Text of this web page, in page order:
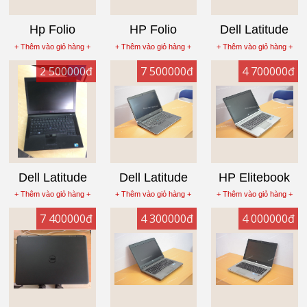
Hp Folio
9480m core i7
4600U Laptop
cũ Ram 4G,
SSD
240G,14inch
HD+
+ Thêm vào giỏ hàng +
HP Folio
9470m Core i7
3667U, Laptop
cũ Ram
4G,SSD
120G,LED
Phím
+ Thêm vào giỏ hàng +
Dell Latitude
E6410 Core i5
Laptop cũ Ram
4G
+ Thêm vào giỏ hàng +
Dell Latitude
E6400 core
2duo, laptop cũ
ram 2G
+ Thêm vào giỏ hàng +
2 500000đ
Dell Latitude
E7440 Corei7
4600U, Laptop
cũ Ram 4G,
SSD 128GB
+ Thêm vào giỏ hàng +
7 500000đ
HP Elitebook
8470p Corei5
3320M Laptop
cũ Ram 4G
+ Thêm vào giỏ hàng +
4 700000đ
7 400000đ 4 300000đ 4 000000đ